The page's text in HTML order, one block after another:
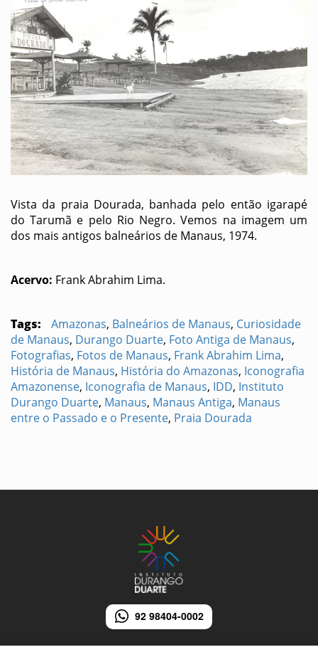
Vista da praia Dourada, banhada pelo então igarapé
do Tarumã e pelo Rio Negro. Vemos na imagem um
dos mais antigos balneários de Manaus, 1974.
Acervo: Frank Abrahim Lima.
Tags: Amazonas, Balneários de Manaus, Curiosidade
de Manaus, Durango Duarte, Foto Antiga de Manaus,
Fotografias, Fotos de Manaus, Frank Abrahim Lima,
História de Manaus, História do Amazonas, Iconografia
Amazonense, Iconografia de Manaus, IDD, Instituto
Durango Duarte, Manaus, Manaus Antiga, Manaus
entre o Passado e o Presente, Praia Dourada
92 98404-0002